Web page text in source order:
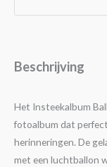
Beschrijving
Het Insteekalbum
fotoalbum dat
herinneringen. De
met een luchtballon